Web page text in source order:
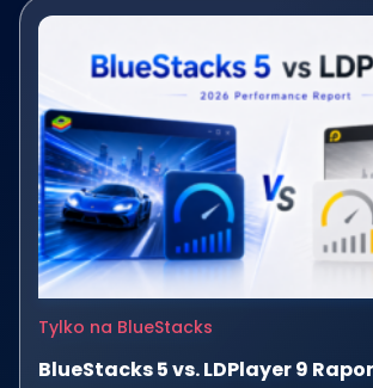
Tylko na BlueStacks
BlueStacks 5 vs. LDPlayer 9